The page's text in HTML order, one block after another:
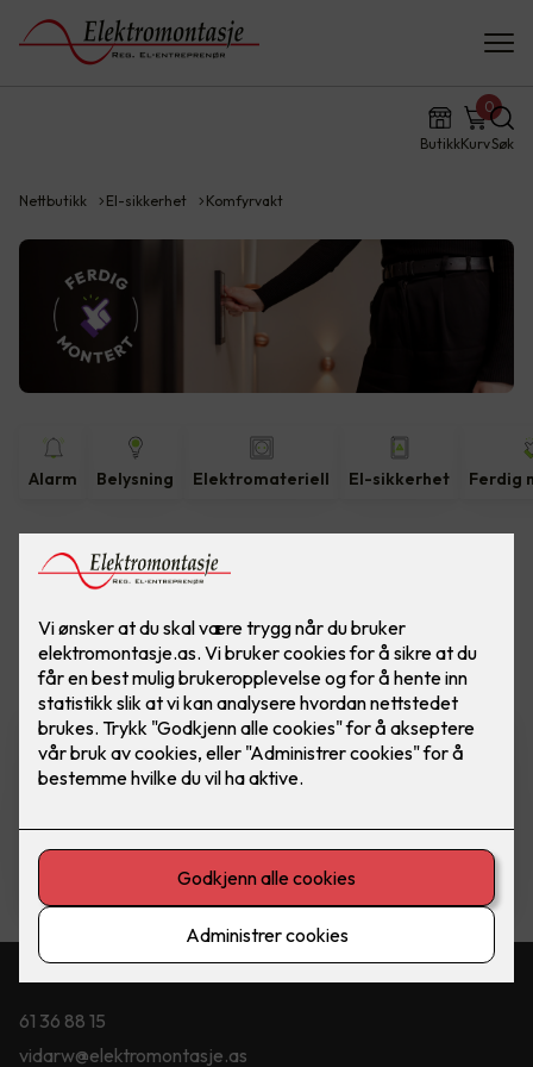
ButikkKurv
0
Søk
Nettbutikk El-sikkerhet Komfyrvakt
Alarm Belysning Elektromateriell El-sikkerhet Ferdig
Vis flerefiltre
Komfyrvakt mKomfy Wally
m/trådløs sensor
Lyng.
5,750,-
61 36 88 15
vidarw@elektromontasje.as